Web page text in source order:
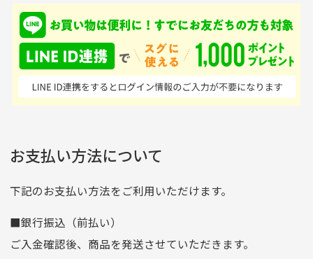
て、ここまでゴルフブラ
ンドの取り扱いがあるの
はすごい。 毎日たくさ
んの商品がアップされて
いるので新作チェックす
品ですが綺麗に梱包され
ており商品を大切にして
いる感が伝わってきまし
た 「フロント部分に汚
れあり」と記載ありまし
[…]
入金確認後商品発送となります。
※土曜、日曜、祝日は入金確認及び発送業務は致しておりま
せん。
尚、お振込み手数料はお客様ご負担となります。入金確認後
商品発送となります。
ご注文頂いてから7日以内をお振込み期限とさせ
りますのでご了承くださいませ。
支店名
和歌山支店
口座種別
普通
口座番号
0255557
申し込まれた商品と届いた商品が異なっている場合
商品説明に記載されていない汚れやダメージがある商品
の場合
お支払い方法について
下記のお支払い方法をご利用いただけます。
■銀行振込（前払い）
ご入金確認後、商品を発送させていただきます。